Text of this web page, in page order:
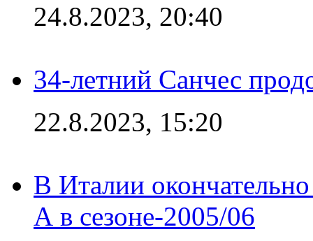
24.8.2023, 20:40
34-летний Санчес
22.8.2023, 15:20
В Италии
А в сезоне-2005/06